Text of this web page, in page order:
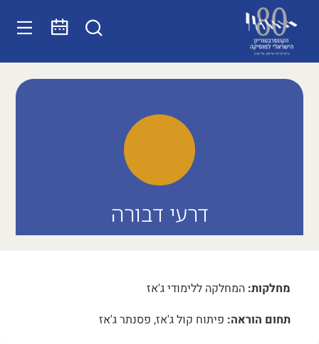
דרעי דבורה
מחלקות: המחלקה ללימודי ג'אז
תחום הוראה: פיתוח קול ג'אז, פסנתר ג'אז